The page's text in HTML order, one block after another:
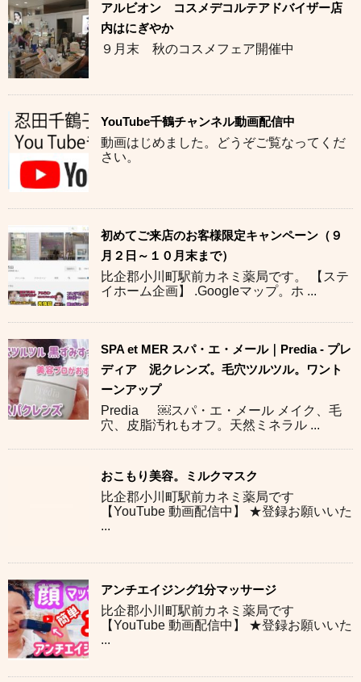
アルビオン コスメデコルテアドバイザー店
内はにぎやか
９月末 秋のコスメフェア開催中
YouTube千鶴チャンネル動画配信中
動画はじめました。どうぞご覧なってくだ
さい。
初めてご来店のお客様限定キャンペーン（９
月２日～１０月末まで）
比企郡小川町駅前カネミ薬局です。 【ステ
イホーム企画】 .Googleマップ。ホ ...
SPA et MER スパ・エ・メール｜Predia - プレ
ディア 泥クレンズ。毛穴ツルツル。ワント
ーンアップ
Predia ￼スパ・エ・メール メイク、毛
穴、皮脂汚れもオフ。天然ミネラル ...
おこもり美容。ミルクマスク
比企郡小川町駅前カネミ薬局です
【YouTube 動画配信中】 ★登録お願いいた
...
アンチエイジング1分マッサージ
比企郡小川町駅前カネミ薬局です
【YouTube 動画配信中】 ★登録お願いいた
...